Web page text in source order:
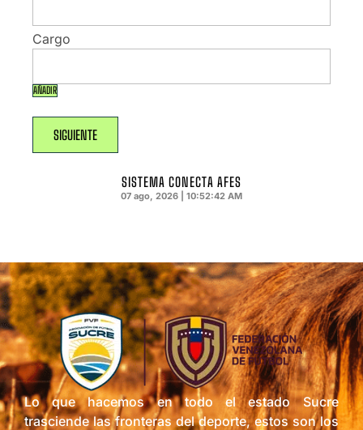
AÑADIR
SISTEMA CONECTA AFES
07 ago, 2026 | 10:52:43 AM
Lo que hacemos en todo el estado Sucre
trasciende las fronteras del deporte, estos son los